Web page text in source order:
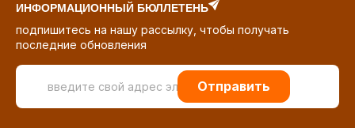
ИНФОРМАЦИОННЫЙ БЮЛЛЕТЕНЬ
подпишитесь на нашу рассылку, чтобы получать
последние обновления
Отправить